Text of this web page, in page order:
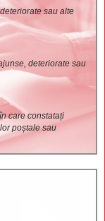
sau alte
deteriorate sau
care constatați
poștale sau